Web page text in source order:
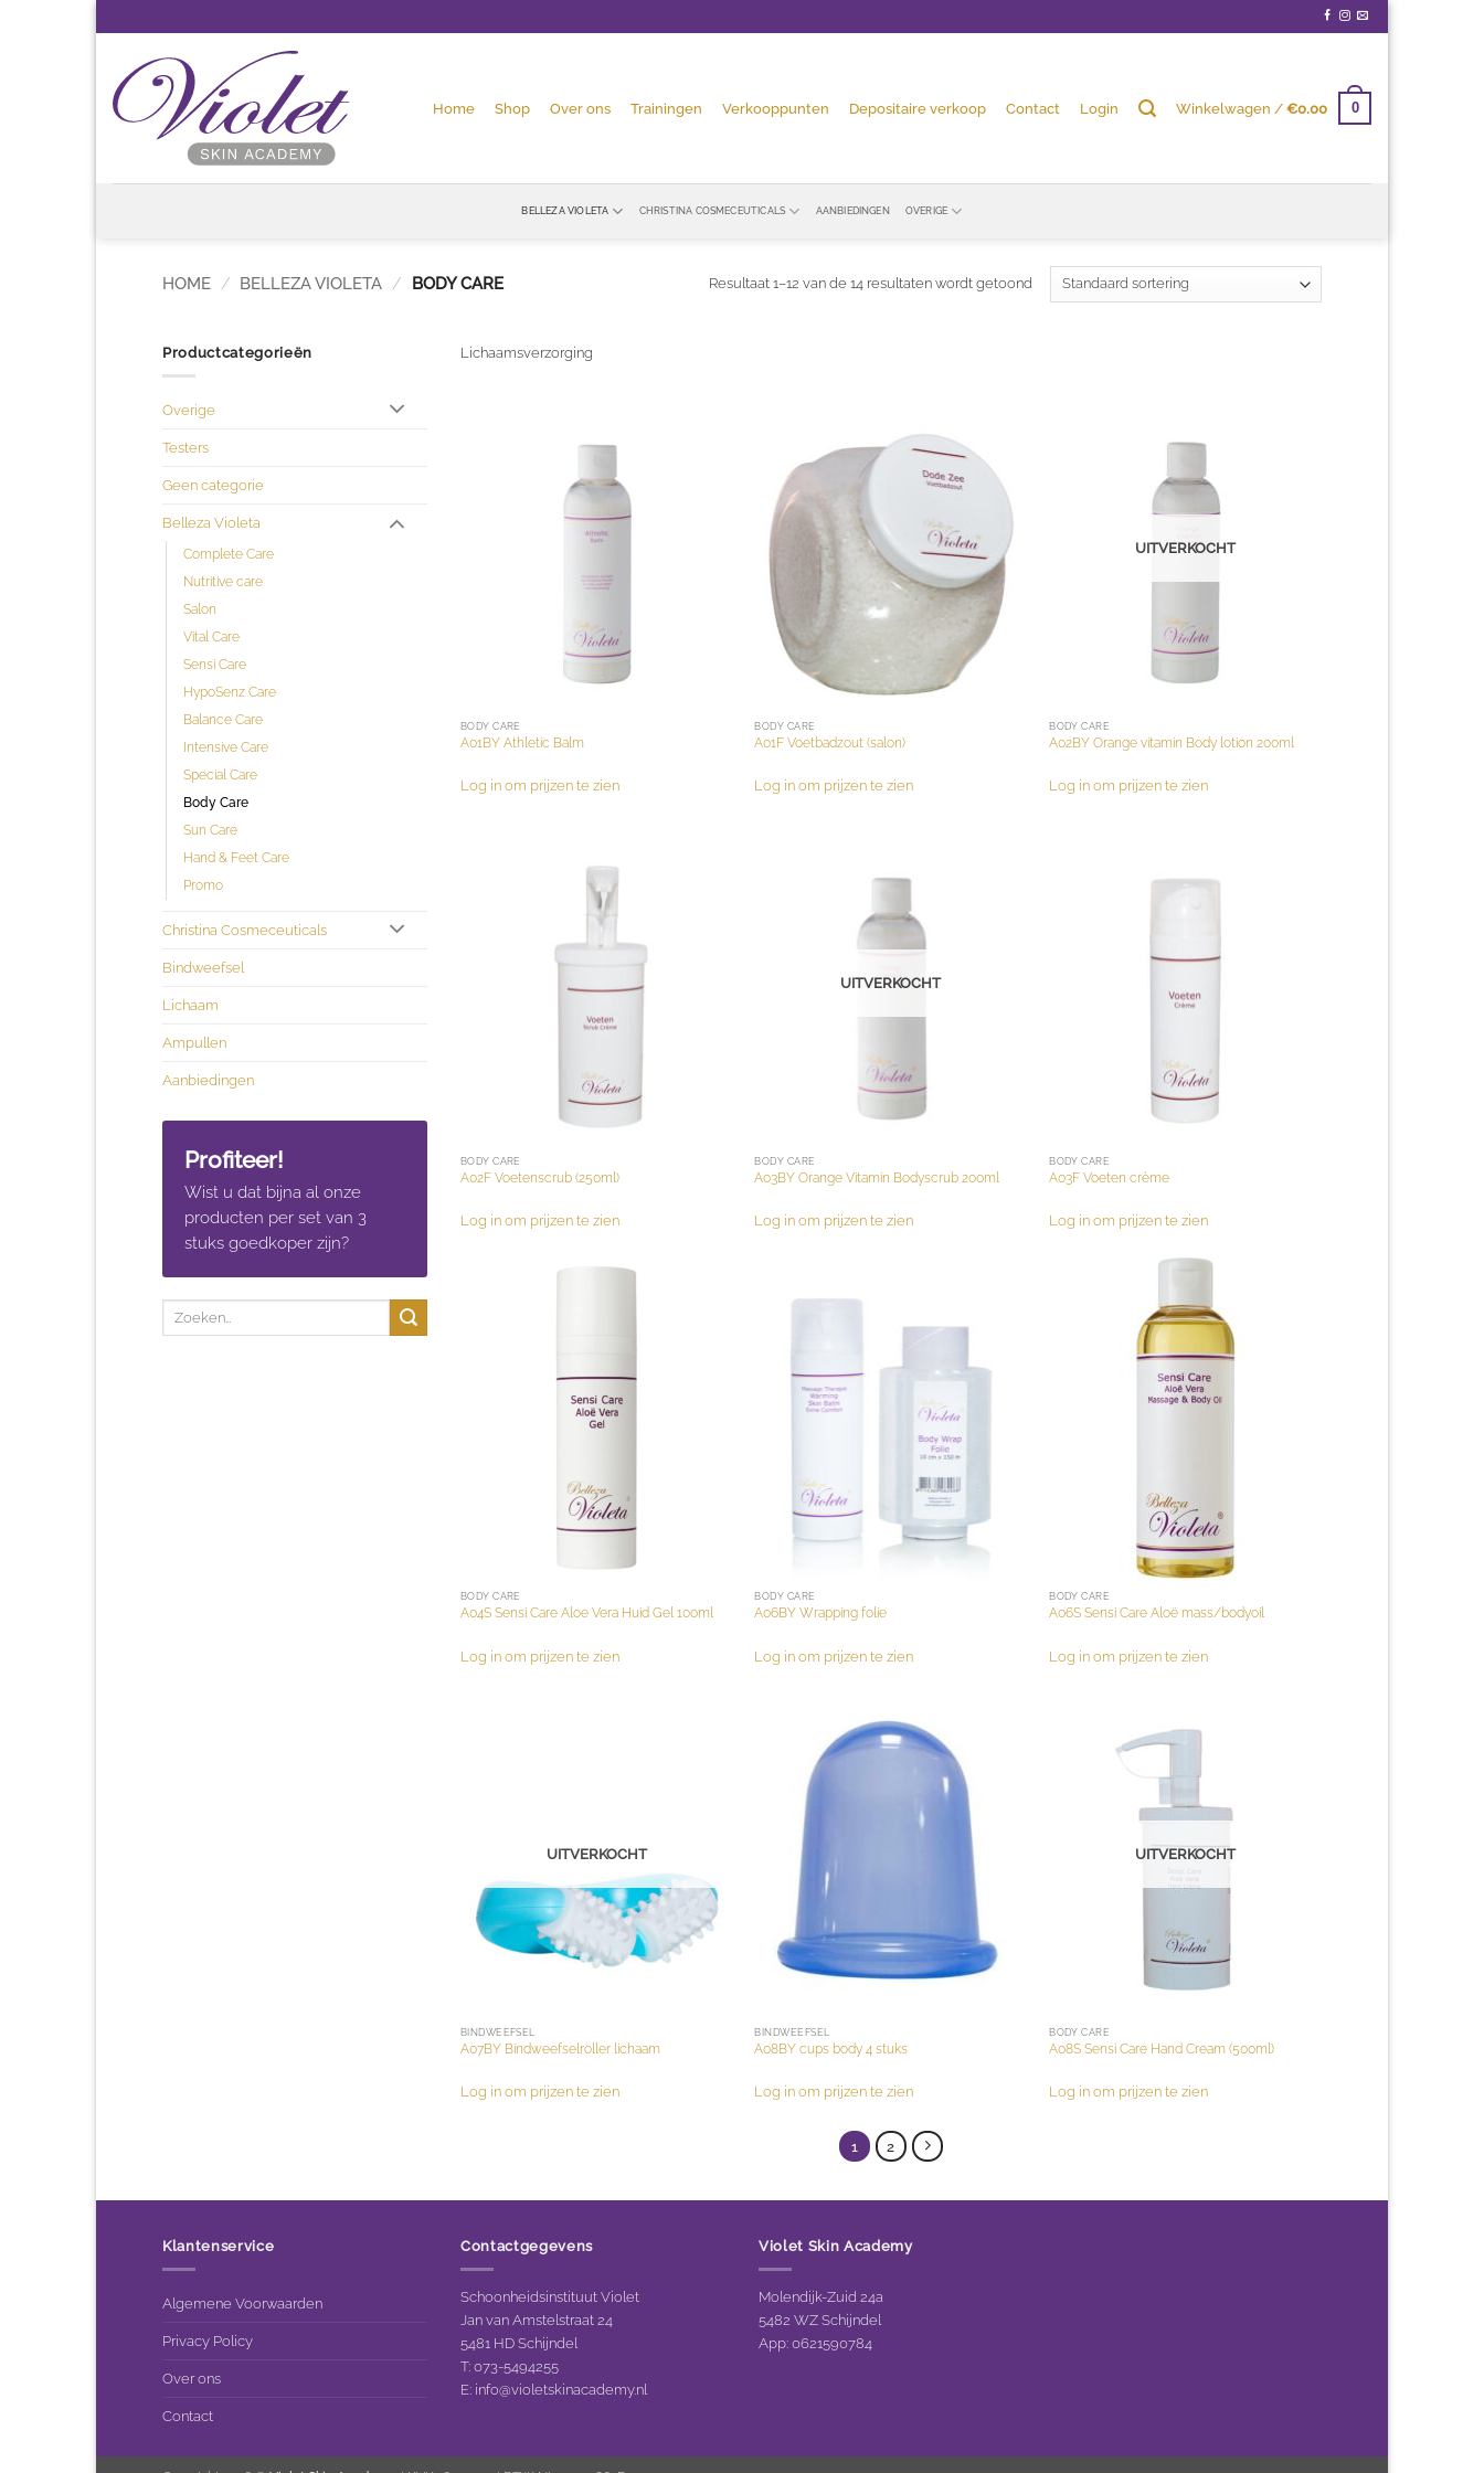
naar
Home Shop Over ons Trainingen Verkooppunten Depositaire verkoop Contact Login Winkelwagen /€0.00 0
BELLEZA VIOLETA CHRISTINA COSMECEUTICALS AANBIEDINGEN OVERIGE
HOME / BELLEZA VIOLETA / BODY CARE Resultaat 1–12 van de 14 resultaten wordt getoond
Productcategorieën
Overige
Testers
Geen categorie
Belleza Violeta
Complete Care
Nutritive care
Salon
Vital Care
Sensi Care
HypoSenz Care
Balance Care
Intensive Care
Special Care
Body Care
Sun Care
Hand & Feet Care
Promo
Christina Cosmeceuticals
Bindweefsel
Lichaam
Ampullen
Aanbiedingen
Profiteer!
Wist u dat bijna al onze
producten per set van 3
stuks goedkoper zijn?
Zoeken
Lichaamsverzorging
BODY CARE
A01BY Athletic Balm
Log in om prijzen te zien
BODY CARE
A01F Voetbadzout (salon)
Log in om prijzen te zien
UITVERKOCHT
BODY CARE
A02BY Orange vitamin Body lotion 200ml
Log in om prijzen te zien
BODY CARE
A02F Voetenscrub (250ml)
Log in om prijzen te zien
UITVERKOCHT
BODY CARE
A03BY Orange Vitamin Bodyscrub 200ml
Log in om prijzen te zien
BODY CARE
A03F Voeten crème
Log in om prijzen te zien
BODY CARE
A04S Sensi Care Aloe Vera Huid Gel 100ml
Log in om prijzen te zien
BODY CARE
A06BY Wrapping folie
Log in om prijzen te zien
BODY CARE
A06S Sensi Care Aloë mass/bodyoil
Log in om prijzen te zien
UITVERKOCHT
BINDWEEFSEL
A07BY Bindweefselroller lichaam
Log in om prijzen te zien
BINDWEEFSEL
A08BY cups body 4 stuks
Log in om prijzen te zien
UITVERKOCHT
BODY CARE
A08S Sensi Care Hand Cream (500ml)
Log in om prijzen te zien
1 2
Klantenservice
Algemene Voorwaarden
Privacy Policy
Over ons
Contact
Contactgegevens
Schoonheidsinstituut Violet
Jan van Amstelstraat 24
5481 HD Schijndel
T: 073-5494255
E: info@violetskinacademy.nl
Violet Skin Academy
Molendijk-Zuid 24a
5482 WZ Schijndel
App: 0621590784